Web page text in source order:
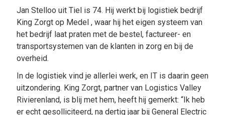
Jan Stelloo uit Tiel is 74. Hij werkt bij logistiek bedrijf
King Zorgt op Medel , waar hij het eigen systeem van
het bedrijf laat praten met de bestel, factureer- en
transportsystemen van de klanten in zorg en bij de
overheid.
In de logistiek vind je allerlei werk, en IT is daarin geen
uitzondering. King Zorgt, partner van Logistics Valley
Rivierenland, is blij met hem, heeft hij gemerkt: “Ik heb
er echt gesolliciteerd, na dertig jaar bij General Electric